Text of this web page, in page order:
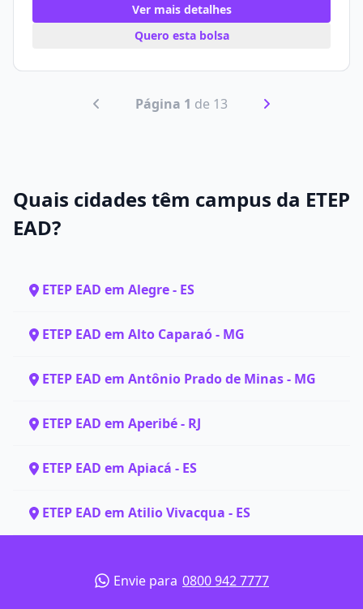
Ver mais detalhes
Quero esta bolsa
Página 1 de 13
Quais cidades têm campus da ETEP
EAD?
ETEP EAD em Alegre - ES
ETEP EAD em Alto Caparaó - MG
ETEP EAD em Antônio Prado de Minas - MG
ETEP EAD em Aperibé - RJ
ETEP EAD em Apiacá - ES
ETEP EAD em Atilio Vivacqua - ES
Envie para 0800 942 7777